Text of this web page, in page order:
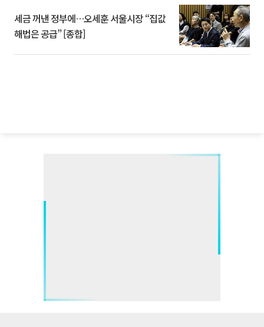
세금 꺼낸 정부에…오세훈 서울시장 “집값
해법은 공급” [종합]